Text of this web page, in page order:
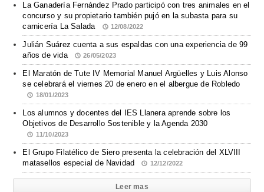
La Ganadería Fernández Prado participó con tres animales en el
concurso y su propietario también pujó en la subasta para su
carnicería La Salada
12/08/2022
Julián Suárez cuenta a sus espaldas con una experiencia de 99
años de vida
26/05/2023
El Maratón de Tute IV Memorial Manuel Argüelles y Luis Alonso
se celebrará el viernes 20 de enero en el albergue de Robledo
18/01/2023
Los alumnos y docentes del IES Llanera aprende sobre los
Objetivos de Desarrollo Sostenible y la Agenda 2030
11/10/2023
El Grupo Filatélico de Siero presenta la celebración del XLVIII
matasellos especial de Navidad
12/12/2022
Leer mas